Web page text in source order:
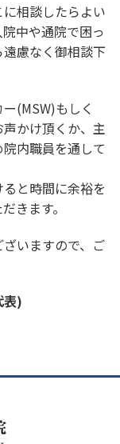
相談したらよい
中や通院で困っ
慮なく御相談下
(MSW)もしく
かけ頂くか、主
内職員を通して
と時間に余裕を
きます。
いますので、ご
表)